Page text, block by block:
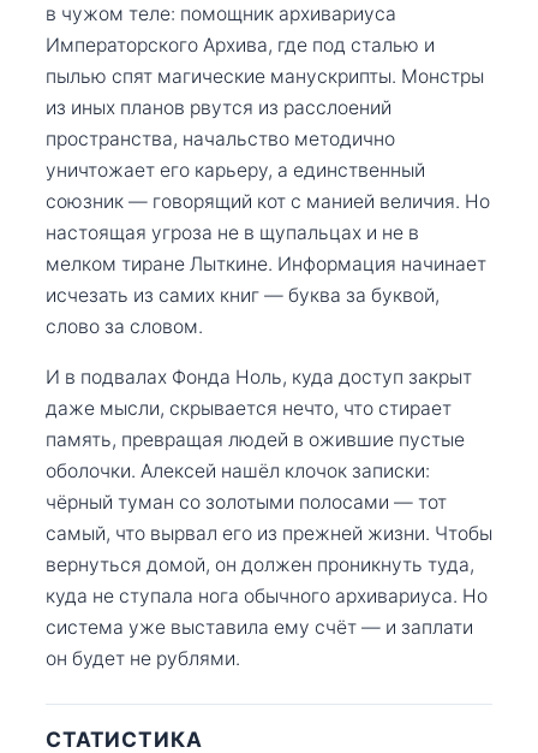
в чужом теле: помощник архивариуса
Императорского Архива, где под сталью и
пылью спят магические манускрипты. Монстры
из иных планов рвутся из расслоений
пространства, начальство методично
уничтожает его карьеру, а единственный
союзник — говорящий кот с манией величия. Но
настоящая угроза не в щупальцах и не в
мелком тиране Лыткине. Информация начинает
исчезать из самих книг — буква за буквой,
слово за словом.
И в подвалах Фонда Ноль, куда доступ закрыт
даже мысли, скрывается нечто, что стирает
память, превращая людей в ожившие пустые
оболочки. Алексей нашёл клочок записки:
чёрный туман со золотыми полосами — тот
самый, что вырвал его из прежней жизни. Чтобы
вернуться домой, он должен проникнуть туда,
куда не ступала нога обычного архивариуса. Но
система уже выставила ему счёт — и заплати
он будет не рублями.
СТАТИСТИКА